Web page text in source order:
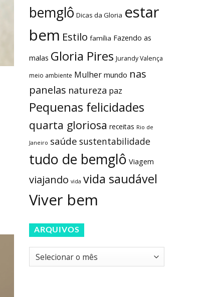
bemglô Dicas da Gloria estar
bem Estilo família Fazendo as
malas Gloria Pires Jurandy Valença
meio ambiente Mulher mundo nas
panelas natureza paz
Pequenas felicidades
quarta gloriosa receitas Rio de
Janeiro saúde sustentabilidade
tudo de bemglô Viagem
viajando vida vida saudável
Viver bem
ARQUIVOS
Arquivos